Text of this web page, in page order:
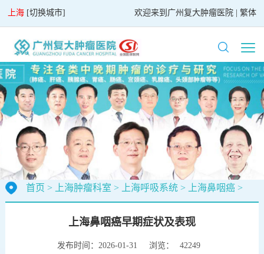
上海 [切换城市] 欢迎来到 广州复大肿瘤医院| 繁体
首页 > 上海肿瘤科室 > 上海呼吸系统> 上海鼻咽癌>
上海鼻咽癌早期症状及表现
发布时间：2026-01-31 浏览： 42249